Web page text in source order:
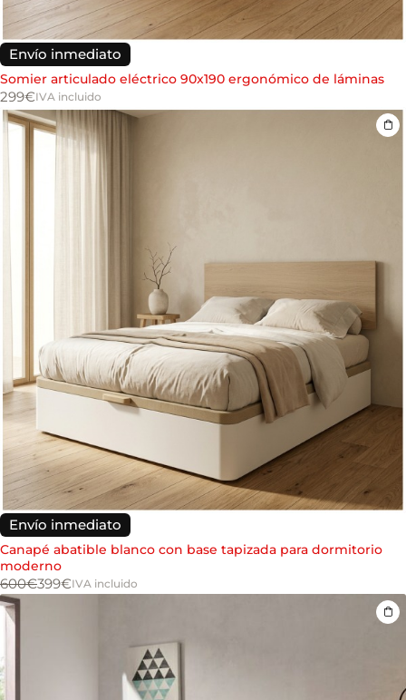
Envío inmediato
Somier articulado eléctrico 90x190 ergonómico de láminas
299€IVA incluido
Envío inmediato
Canapé abatible blanco con base tapizada para dormitorio
moderno
600€399€IVA incluido